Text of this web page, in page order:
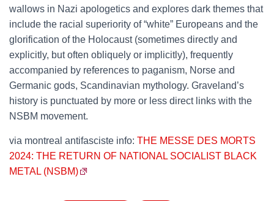
wallows in Nazi apologetics and explores dark themes that
include the racial superiority of “white” Europeans and the
glorification of the Holocaust (sometimes directly and
explicitly, but often obliquely or implicitly), frequently
accompanied by references to paganism, Norse and
Germanic gods, Scandinavian mythology. Graveland’s
history is punctuated by more or less direct links with the
NSBM movement.
via montreal antifasciste info: THE MESSE DES MORTS
2024: THE RETURN OF NATIONAL SOCIALIST BLACK
METAL (NSBM)